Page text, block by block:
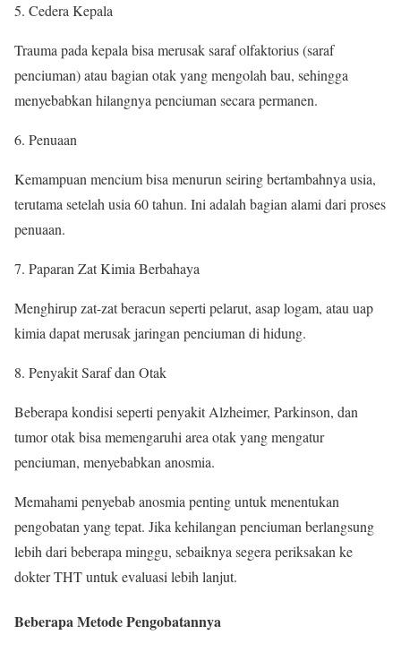
Cedera Kepala
Trauma pada kepala bisa merusak saraf olfaktorius (saraf
penciuman) atau bagian otak yang mengolah bau, sehingga
menyebabkan hilangnya penciuman secara permanen.
Penuaan
Kemampuan mencium bisa menurun seiring bertambahnya usia,
terutama setelah usia 60 tahun. Ini adalah bagian alami dari proses
penuaan.
Paparan Zat Kimia Berbahaya
Menghirup zat-zat beracun seperti pelarut, asap logam, atau uap
kimia dapat merusak jaringan penciuman di hidung.
Penyakit Saraf dan Otak
Beberapa kondisi seperti penyakit Alzheimer, Parkinson, dan
tumor otak bisa memengaruhi area otak yang mengatur
penciuman, menyebabkan anosmia.
Memahami penyebab anosmia penting untuk menentukan
pengobatan yang tepat. Jika kehilangan penciuman berlangsung
lebih dari beberapa minggu, sebaiknya segera periksakan ke
dokter THT untuk evaluasi lebih lanjut.
Beberapa Metode Pengobatannya